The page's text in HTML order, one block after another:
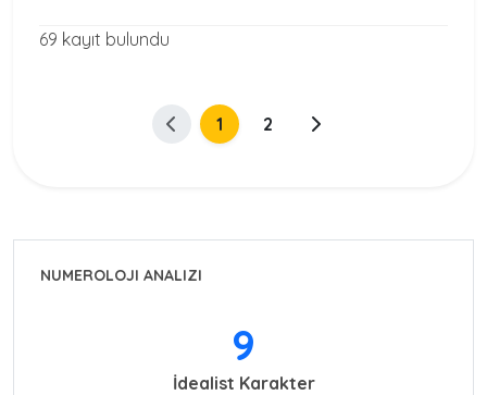
69 kayıt bulundu
1 2
NUMEROLOJI ANALIZI
9
İdealist Karakter